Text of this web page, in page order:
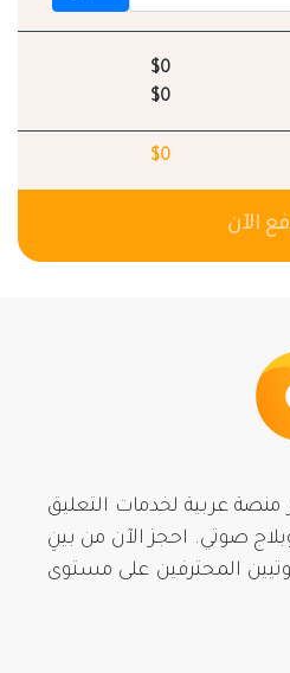
$0
$0
$0
الآن
عربية لخدمات التعليق
صوتي. احجز الآن من بينِ
المحترفين على مستوى